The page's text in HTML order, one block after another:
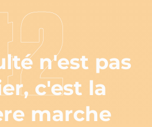
n'est pas
c'est la
marche